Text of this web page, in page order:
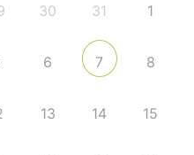
30 31 1
6 7 8
13 14 15